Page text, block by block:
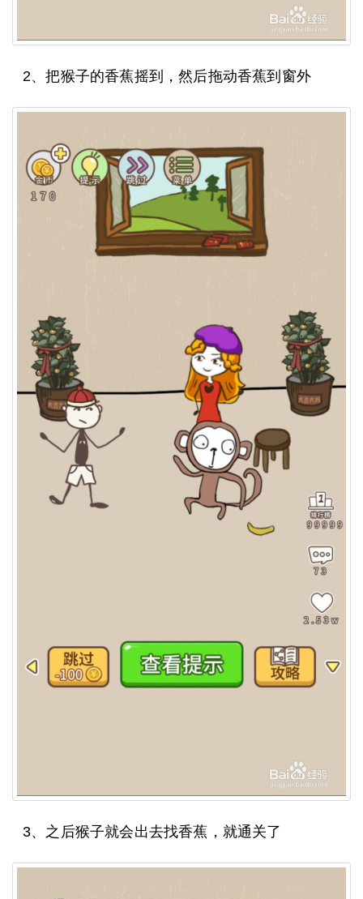
2、把猴子的香蕉摇到，然后拖动香蕉到窗外
3、之后猴子就会出去找香蕉，就通关了